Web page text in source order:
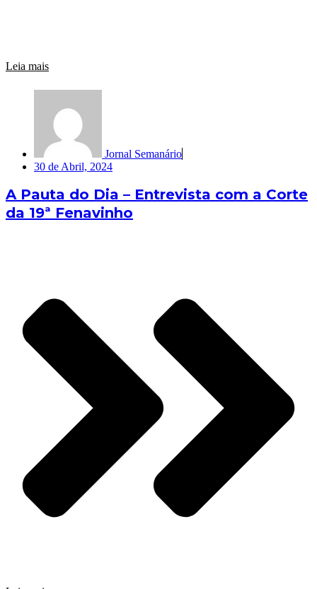
Leia mais
Jornal Semanário
30 de Abril, 2024
A Pauta do Dia – Entrevista com a Corte
da 19ª Fenavinho